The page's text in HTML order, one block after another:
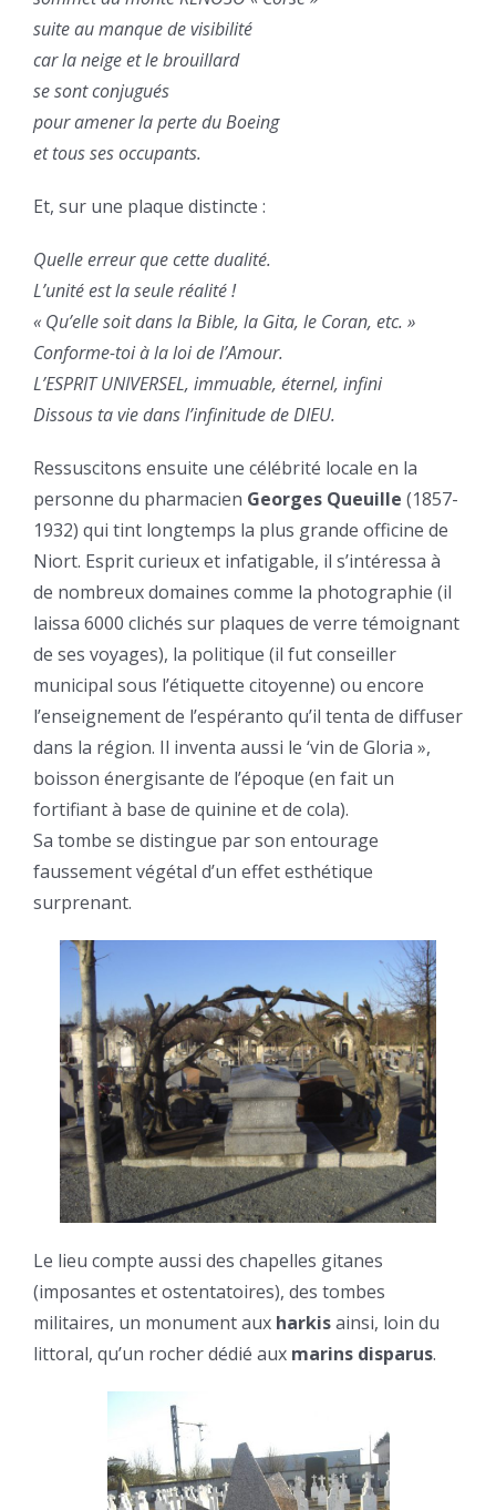
suite au manque de visibilité
car la neige et le brouillard
se sont conjugués
pour amener la perte du Boeing
et tous ses occupants.
Et, sur une plaque distincte :
Quelle erreur que cette dualité.
L’unité est la seule réalité !
« Qu’elle soit dans la Bible, la Gita, le Coran, etc. »
Conforme-toi à la loi de l’Amour.
L’ESPRIT UNIVERSEL, immuable, éternel, infini
Dissous ta vie dans l’infinitude de DIEU.
Ressuscitons ensuite une célébrité locale en la
personne du pharmacien Georges Queuille (1857-
1932) qui tint longtemps la plus grande officine de
Niort. Esprit curieux et infatigable, il s’intéressa à
de nombreux domaines comme la photographie (il
laissa 6000 clichés sur plaques de verre témoignant
de ses voyages), la politique (il fut conseiller
municipal sous l’étiquette citoyenne) ou encore
l’enseignement de l’espéranto qu’il tenta de diffuser
dans la région. Il inventa aussi le ‘vin de Gloria »,
boisson énergisante de l’époque (en fait un
fortifiant à base de quinine et de cola).
Sa tombe se distingue par son entourage
faussement végétal d’un effet esthétique
surprenant.
Le lieu compte aussi des chapelles gitanes
(imposantes et ostentatoires), des tombes
militaires, un monument aux harkisainsi, loin du
littoral, qu’un rocher dédié aux marins disparus.